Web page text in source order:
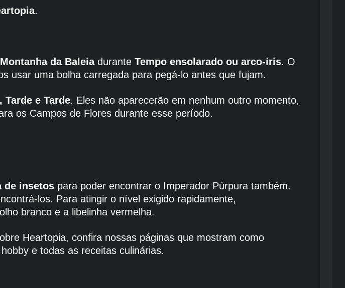
.
Montanha da Baleiadurante Tempo ensolarado ou arco-íris. O
usar uma bolha carregada para pegá-lo antes que fujam.
Tarde e Tarde. Eles não aparecerão em nenhum outro momento,
os Campos de Flores durante esse período.
de insetos para poder encontrar o Imperador Púrpura também.
los. Para atingir o nível exigido rapidamente,
branco e a libelinha vermelha.
Heartopia, confira nossas páginas que mostram como
e todas as receitas culinárias.